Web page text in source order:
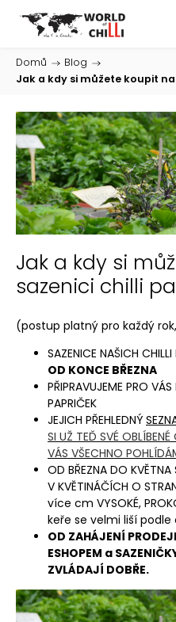
Domů / Blog /
Jak a kdy si můžete koupit
Jak a kdy si
sazenici chilli
(postup platný pro každý
SAZENICE NAŠICH
OD KONCE BŘEZNA
PŘIPRAVUJEME PRO VÁS
PAPRIČEK
JEJICH PŘEHLEDNÝ
SI UŽ TEĎ SVÉ
VÁS VŠECHNO
OD BŘEZNA DO KVĚTNA
V KVĚTINÁČÍCH O
více cm VYSOKÉ,
keře se velmi liší podle
OD ZAHÁJENÍ
ESHOPEM a
ZVLÁDAJÍ DOBŘE.